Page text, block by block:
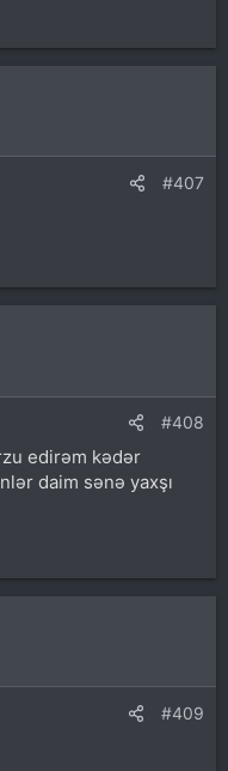
#407
#408
edirəm kədər
daim sənə yaxşı
#409